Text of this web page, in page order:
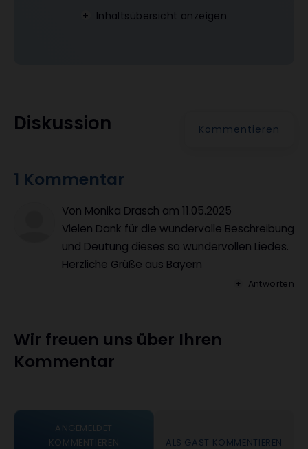
Inhaltsübersicht anzeigen
Diskussion Kommentieren
1 Kommentar
Von Monika Drasch am 11.05.2025
Vielen Dank für die wundervolle Beschreibung
und Deutung dieses so wundervollen Liedes.
Herzliche Grüße aus Bayern
Antworten
Wir freuen uns über Ihren
Kommentar
ANGEMELDET
KOMMENTIEREN
ALS GAST KOMMENTIEREN